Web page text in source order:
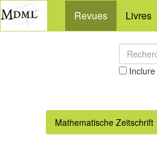
Revues Livres
Mathematische Zeitschrift